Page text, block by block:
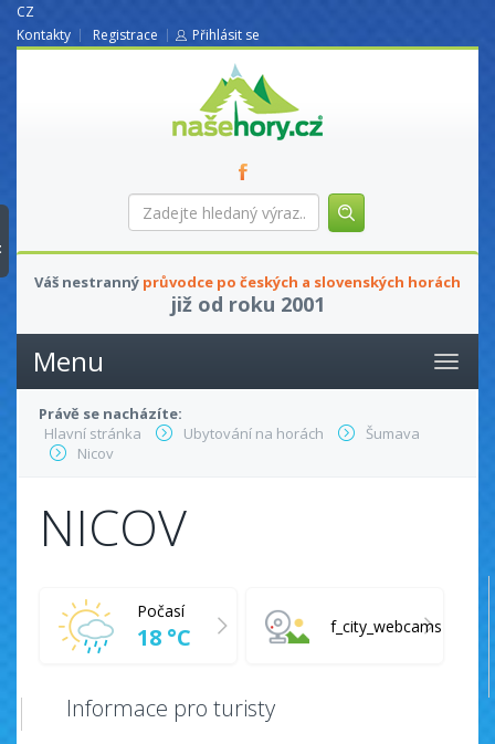
CZ
Kontakty
Registrace Přihlásit se
nasehory.cz
Zadejte
hledaný
Váš nestranný průvodce po českých a slovenských horách
již od roku 2001
Menu
Právě se nacházíte:
Hlavní stránka
Ubytování na horách
Šumava
Nicov
NICOV
Počasí
18 °C f_city_webcams
Informace pro turisty